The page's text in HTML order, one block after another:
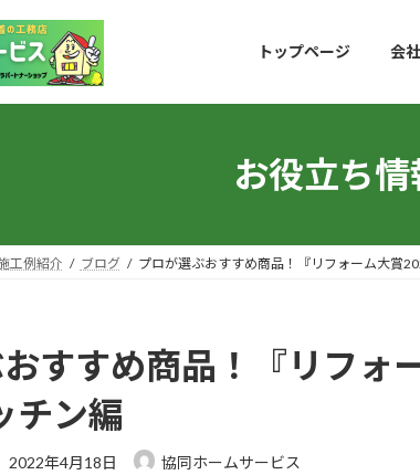
トップページ 会
お役立ち
工例紹介 ブログ プロが選ぶおすすめ商品！『リフォーム大賞
すすめ商品！『リフォ
チン編
最
2022年4月18日 協同ホームサービス